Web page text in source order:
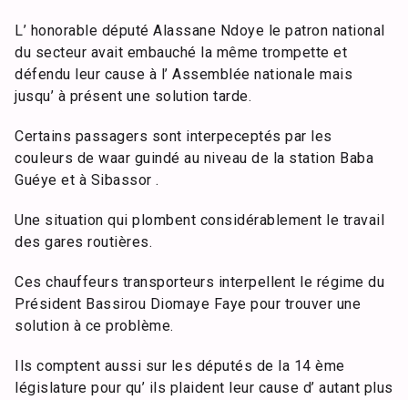
L’ honorable député Alassane Ndoye le patron national
du secteur avait embauché la même trompette et
défendu leur cause à l’ Assemblée nationale mais
jusqu’ à présent une solution tarde.
Certains passagers sont interpeceptés par les
couleurs de waar guindé au niveau de la station Baba
Guéye et à Sibassor .
Une situation qui plombent considérablement le travail
des gares routières.
Ces chauffeurs transporteurs interpellent le régime du
Président Bassirou Diomaye Faye pour trouver une
solution à ce problème.
Ils comptent aussi sur les députés de la 14 ème
législature pour qu’ ils plaident leur cause d’ autant plus